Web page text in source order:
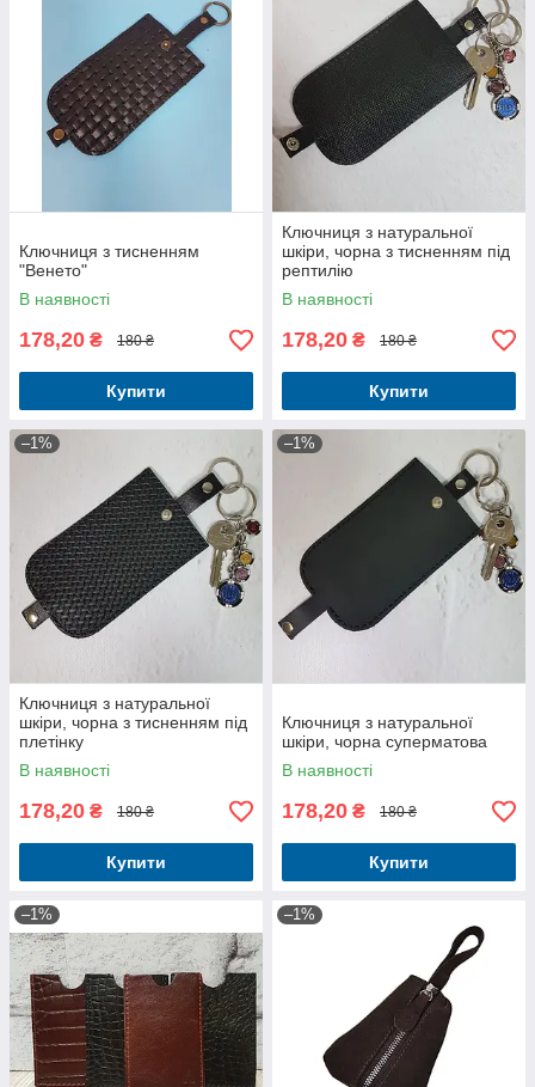
Ключниця з тисненням
"Венето"
В наявності
178,20 ₴ 180 ₴
Купити
Ключниця з натуральної
шкіри, чорна з тисненням під
рептилію
В наявності
178,20 ₴ 180 ₴
Купити
–1%
Ключниця з натуральної
шкіри, чорна з тисненням під
плетінку
В наявності
178,20 ₴ 180 ₴
Купити
–1%
Ключниця з натуральної
шкіри, чорна суперматова
В наявності
178,20 ₴ 180 ₴
Купити
–1% –1%